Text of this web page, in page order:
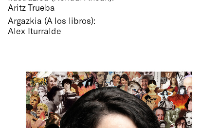
Aritz Trueba
Argazkia (A los libros):
Alex Iturralde